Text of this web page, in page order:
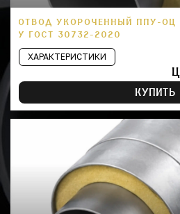
ОТВОД УКОРОЧЕННЫЙ ППУ-ОЦ
У ГОСТ 30732-2020
ХАРАКТЕРИСТИКИ
КУПИТЬ